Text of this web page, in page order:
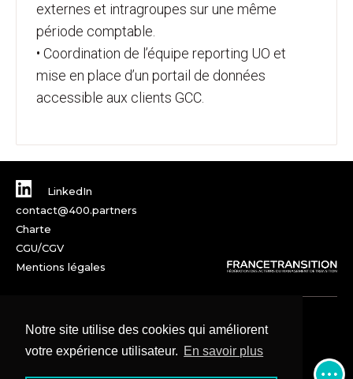
Notre site utilise des cookies qui améliorent
votre expérience utilisateur. En savoir plus
externes et intragroupes sur une même
période comptable.
• Coordination de l’équipe reporting UO et
mise en place d’un portail de données
accessible aux clients GCC.
LinkedIn
contact@400.partners
Charte
CGU/CGV
Mentions légales